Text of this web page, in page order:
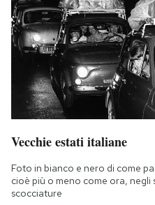
Vecchie estati italiane
Foto in bianco e nero di come
cioè più o meno come ora, negli
scocciature